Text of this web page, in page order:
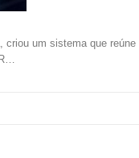
criou um sistema que